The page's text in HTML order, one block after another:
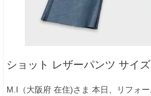
ショット レザーパンツ サイ
M.I（大阪府 在住)さま 本日、リフォ